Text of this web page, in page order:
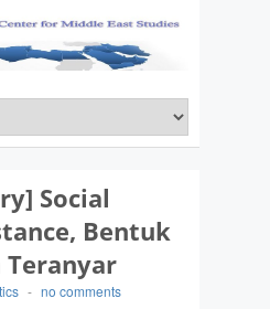
Social
Bentuk
Teranyar
- no comments